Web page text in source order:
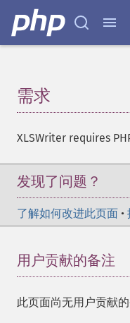
需求
XLSWriter requires
发现了问题？
了解如何改进此页面 •
用户贡献的备注
此页面尚无用户贡献的